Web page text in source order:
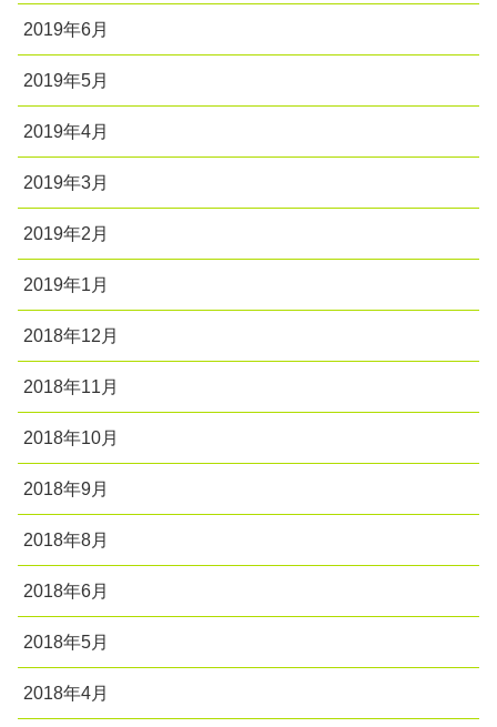
2019年6月
2019年5月
2019年4月
2019年3月
2019年2月
2019年1月
2018年12月
2018年11月
2018年10月
2018年9月
2018年8月
2018年6月
2018年5月
2018年4月